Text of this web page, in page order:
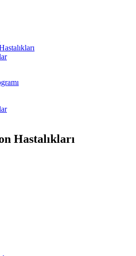
Hastalıkları